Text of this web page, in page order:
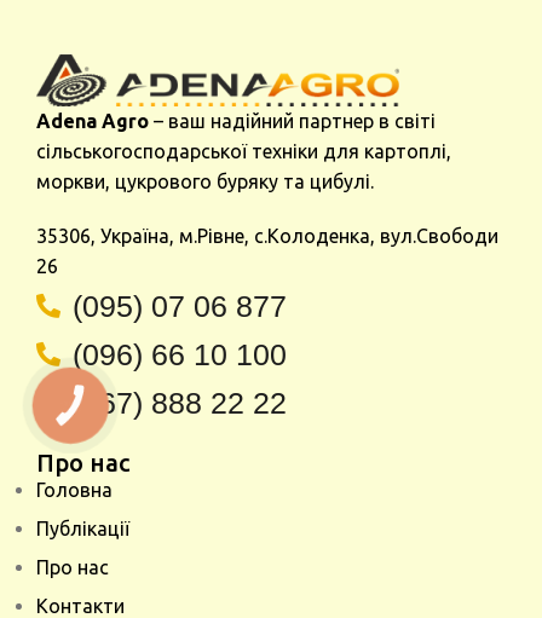
Adena Agro – ваш надійний партнер в світі
сільськогосподарської техніки для картоплі,
моркви, цукрового буряку та цибулі.
35306, Україна, м.Рівне, с.Колоденка, вул.Свободи
26
(095) 07 06 877
(096) 66 10 100
(067) 888 22 22
Про нас
Головна
Публікації
Про нас
Контакти
КНОПКА
ЗВ'ЯЗКУ